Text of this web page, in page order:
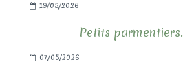
19/05/2026
Petits parmentiers.
07/05/2026